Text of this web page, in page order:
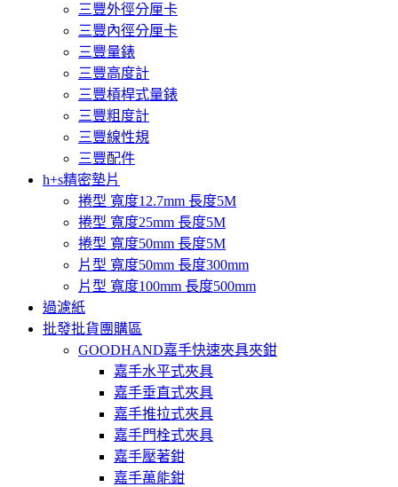
三豐外徑分厘卡
三豐內徑分厘卡
三豐量錶
三豐高度計
三豐槓桿式量錶
三豐粗度計
三豐線性規
三豐配件
h+s精密墊片
捲型 寬度12.7mm 長度5M
捲型 寬度25mm 長度5M
捲型 寬度50mm 長度5M
片型 寬度50mm 長度300mm
片型 寬度100mm 長度500mm
過濾紙
批發批貨團購區
GOODHAND嘉手快速夾具夾鉗
嘉手水平式夾具
嘉手垂直式夾具
嘉手推拉式夾具
嘉手門栓式夾具
嘉手壓著鉗
嘉手萬能鉗